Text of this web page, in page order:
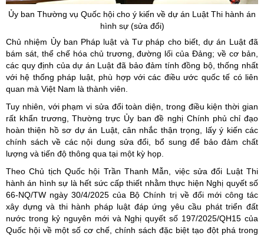
Ủy ban Thường vụ Quốc hội cho ý kiến về dự án Luật Thi hành án
hình sự (sửa đổi)
Chủ nhiệm Ủy ban Pháp luật và Tư pháp cho biết, dự án Luật đã
bám sát, thể chế hóa chủ trương, đường lối của Đảng; về cơ bản,
các quy định của dự án Luật đã bảo đảm tính đồng bộ, thống nhất
với hệ thống pháp luật, phù hợp với các điều ước quốc tế có liên
quan mà Việt Nam là thành viên.
Tuy nhiên, với phạm vi sửa đổi toàn diện, trong điều kiện thời gian
rất khẩn trương, Thường trực Ủy ban đề nghị Chính phủ chỉ đạo
hoàn thiện hồ sơ dự án Luật, cân nhắc thận trọng, lấy ý kiến các
chính sách về các nội dung sửa đổi, bổ sung để bảo đảm chất
lượng và tiến độ thông qua tại một kỳ họp.
Theo Chủ tịch Quốc hội Trần Thanh Mẫn, việc sửa đổi Luật Thi
hành án hình sự là hết sức cấp thiết nhằm thực hiện Nghị quyết số
66-NQ/TW ngày 30/4/2025 của Bộ Chính trị về đổi mới công tác
xây dựng và thi hành pháp luật đáp ứng yêu cầu phát triển đất
nước trong kỷ nguyên mới và Nghị quyết số 197/2025/QH15 của
Quốc hội về một số cơ chế, chính sách đặc biệt tạo đột phá trong